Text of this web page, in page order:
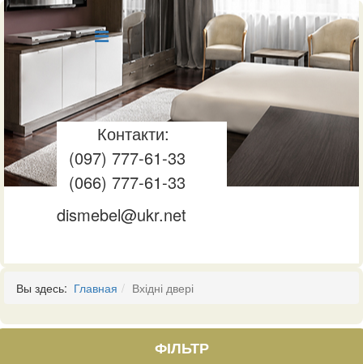
Контакти:
(097) 777-61-33
(066) 777-61-33
dismebel@ukr.net
Вы здесь: Главная Вхідні двері
ФІЛЬТР